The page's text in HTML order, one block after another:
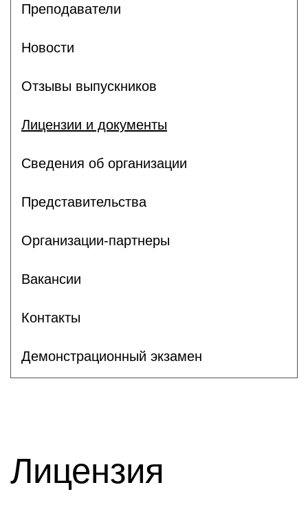
Преподаватели
Новости
Отзывы выпускников
Лицензии и документы
Сведения об организации
Представительства
Организации-партнеры
Вакансии
Контакты
Демонстрационный экзамен
Лицензия